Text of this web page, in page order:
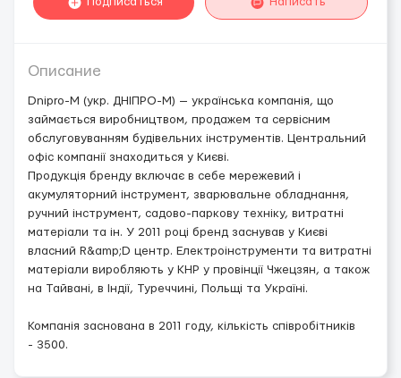
Описание
Dnipro-M (укр. ДНІПРО-М) — українська компанія, що
займається виробництвом, продажем та сервісним
обслуговуванням будівельних інструментів. Центральний
офіс компанії знаходиться у Києві.
Продукція бренду включає в себе мережевий і
акумуляторний інструмент, зварювальне обладнання,
ручний інструмент, садово-паркову техніку, витратні
матеріали та ін. У 2011 році бренд заснував у Києві
власний R&amp;D центр. Електроінструменти та витратні
матеріали виробляють у КНР у провінції Чжецзян, а також
на Тайвані, в Індії, Туреччині, Польщі та Україні.
Компанія заснована в 2011 году, кількість співробітників
- 3500.